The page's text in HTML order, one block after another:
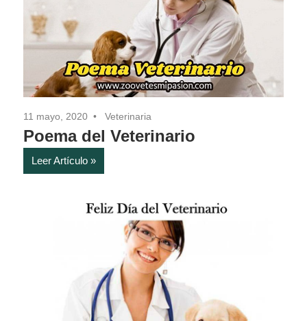
11 mayo, 2020 Veterinaria
Poema del Veterinario
Leer Artículo